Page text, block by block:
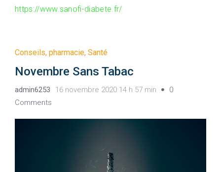
https://www.sanofi-diabete.fr/
Conseils, pharmacie, Santé
Novembre Sans Tabac
admin6253 16 novembre 2020 14 h 57 min
0
Comments